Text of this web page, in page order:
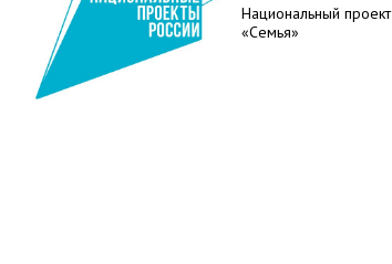
Национальный проект
«Семья»